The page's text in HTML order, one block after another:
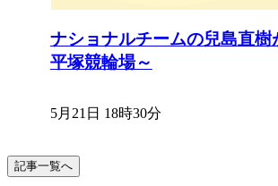
ナショナルチームの兒島直樹
平塚競輪場～
5月21日 18時30分
記事一覧へ